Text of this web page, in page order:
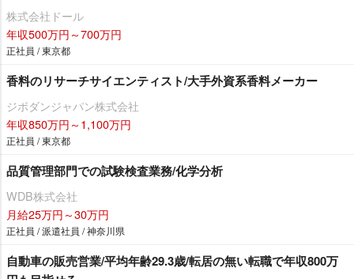
株式会社ドール
年収500万円～700万円
正社員 / 東京都
香料のリサーチサイエンティスト/大手外資系香料メーカー
ジボダンジャパン株式会社
年収850万円～1,100万円
正社員 / 東京都
品質管理部門での試験検査業務/化学分析
WDB株式会社
月給25万円～30万円
正社員 / 派遣社員 / 神奈川県
自動車の販売営業/平均年齢29.3歳/転居の無い転職で年収800万